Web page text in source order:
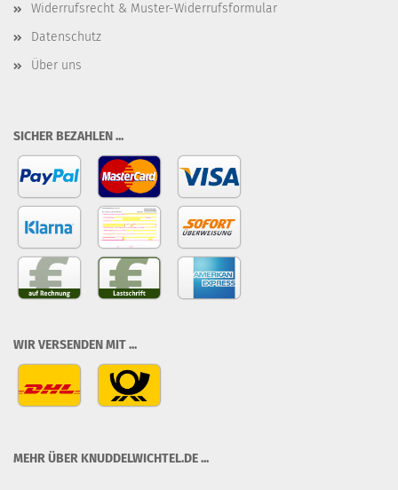
Widerrufsrecht & Muster-Widerrufsformular
Datenschutz
Über uns
SICHER BEZAHLEN ...
WIR VERSENDEN MIT ...
MEHR ÜBER KNUDDELWICHTEL.DE ...